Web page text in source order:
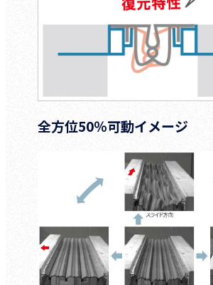
全方位50％可動イメージ